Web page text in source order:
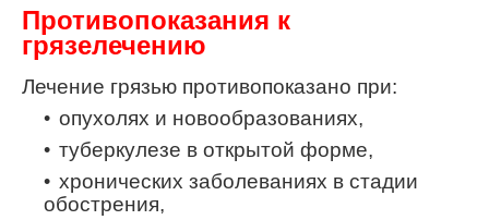
Противопоказания к
грязелечению
Лечение грязью противопоказано при:
опухолях и новообразованиях,
туберкулезе в открытой форме,
хронических заболеваниях в стадии
обострения,